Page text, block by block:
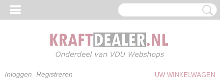
Inloggen Registreren
UW WINKELWAGEN